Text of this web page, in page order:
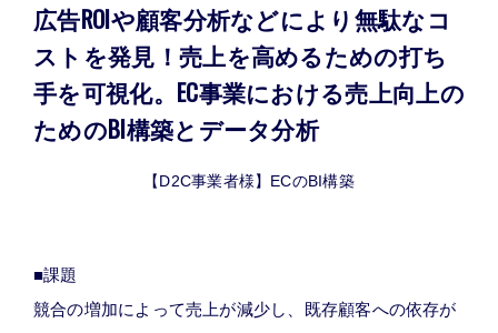
広告ROIや顧客分析などにより無駄なコ
ストを発見！売上を高めるための打ち
手を可視化。EC事業における売上向上の
ためのBI構築とデータ分析
【D2C事業者様】ECのBI構築
■課題
競合の増加によって売上が減少し、既存顧客への依存が